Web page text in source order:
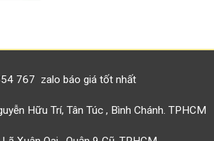
sao
767 zalo báo giá tốt nhất
Hữu Trí, Tân Túc , Bình Chánh. TPHCM